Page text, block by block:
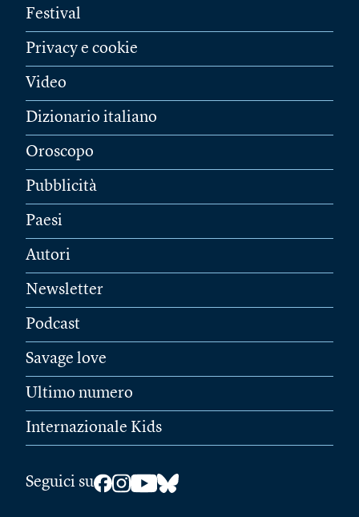
Festival
Privacy e cookie
Video
Dizionario italiano
Oroscopo
Pubblicità
Paesi
Autori
Newsletter
Podcast
Savage love
Ultimo numero
Internazionale Kids
Seguici su